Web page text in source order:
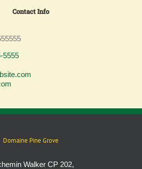
Contact Info
5555
Domaine Pine Grove
Walker CP 202,